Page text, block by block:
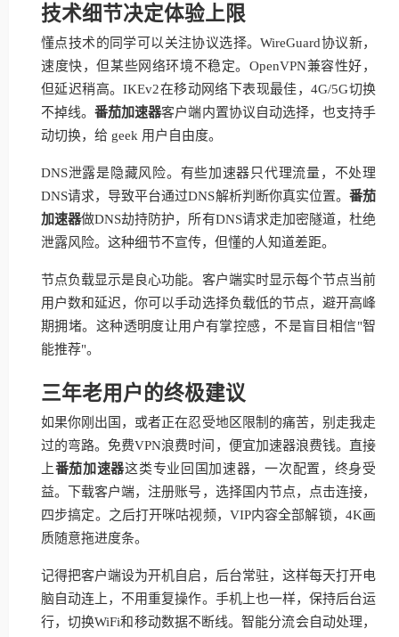
技术细节决定体验上限
懂点技术的同学可以关注协议选择。WireGuard协议新，
速度快，但某些网络环境不稳定。OpenVPN兼容性好，
但延迟稍高。IKEv2在移动网络下表现最佳，4G/5G切换
不掉线。番茄加速器客户端内置协议自动选择，也支持手
动切换，给 geek 用户自由度。
DNS泄露是隐藏风险。有些加速器只代理流量，不处理
DNS请求，导致平台通过DNS解析判断你真实位置。 番茄
加速器做DNS劫持防护，所有DNS请求走加密隧道，杜绝
泄露风险。这种细节不宣传，但懂的人知道差距。
节点负载显示是良心功能。客户端实时显示每个节点当前
用户数和延迟，你可以手动选择负载低的节点，避开高峰
期拥堵。这种透明度让用户有掌控感，不是盲目相信"智
能推荐"。
三年老用户的终极建议
如果你刚出国，或者正在忍受地区限制的痛苦，别走我走
过的弯路。免费VPN浪费时间，便宜加速器浪费钱。直接
上番茄加速器这类专业回国加速器，一次配置，终身受
益。下载客户端，注册账号，选择国内节点，点击连接，
四步搞定。之后打开咪咕视频，VIP内容全部解锁，4K画
质随意拖进度条。
记得把客户端设为开机自启，后台常驻，这样每天打开电
脑自动连上，不用重复操作。手机上也一样，保持后台运
行，切换WiFi和移动数据不断线。智能分流会自动处理，